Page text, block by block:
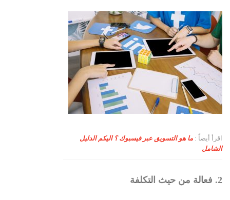
اقرأ أيضاً : ما هو التسويق عبر فيسبوك ؟ اليكم الدليل
الشامل
2. فعالة من حيث التكلفة